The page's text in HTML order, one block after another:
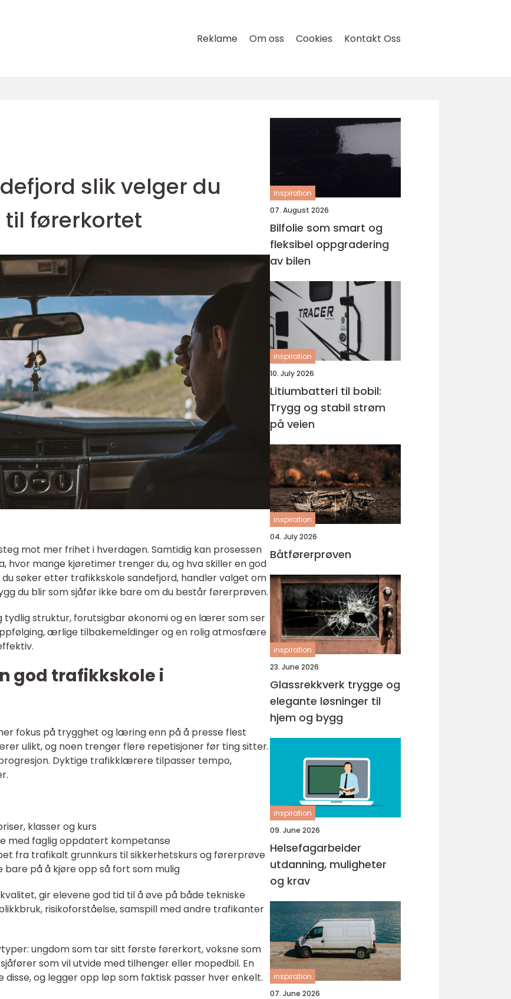
Reklame Om oss Cookies Kontakt Oss
slik velger du
førerkortet
mot mer frihet i hverdagen. Samtidig kan prosessen
hvor mange kjøretimer trenger du, og hva skiller en god
søker etter trafikkskole sandefjord, handler valget om
du blir som sjåfør ikke bare om du består førerprøven.
tydlig struktur, forutsigbar økonomi og en lærer som ser
ærlige tilbakemeldinger og en rolig atmosfære
god trafikkskole i
fokus på trygghet og læring enn på å presse flest
ulikt, og noen trenger flere repetisjoner før ting sitter.
Dyktige trafikklærere tilpasser tempo,
klasser og kurs
med faglig oppdatert kompetanse
fra trafikalt grunnkurs til sikkerhetskurs og førerprøve
bare på å kjøre opp så fort som mulig
gir elevene god tid til å øve på både tekniske
risikoforståelse, samspill med andre trafikanter
ungdom som tar sitt første førerkort, voksne som
som vil utvide med tilhenger eller mopedbil. En
og legger opp løp som faktisk passer hver enkelt.
inspiration
07. August 2026
Bilfolie som smart og
fleksibel oppgradering
av bilen
inspiration
10. July 2026
Litiumbatteri til bobil:
Trygg og stabil strøm
på veien
inspiration
04. July 2026
Båtførerprøven
inspiration
23. June 2026
Glassrekkverk trygge og
elegante løsninger til
hjem og bygg
inspiration
09. June 2026
Helsefagarbeider
utdanning, muligheter
og krav
inspiration
07. June 2026